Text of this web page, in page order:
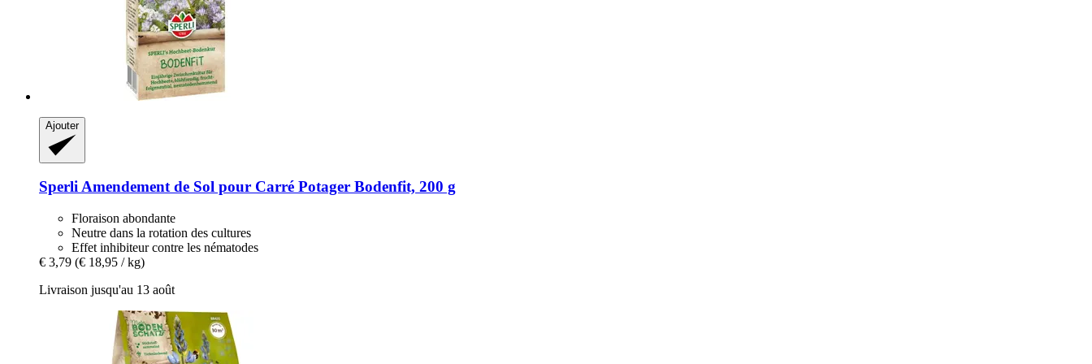
Ajouter
SperliAmendement de Sol pour Carré Potager Bodenfit, 200 g
Floraison abondante
Neutre dans la rotation des cultures
Effet inhibiteur contre les nématodes
€ 3,79 (€ 18,95 / kg)
Livraison jusqu'au 13 août